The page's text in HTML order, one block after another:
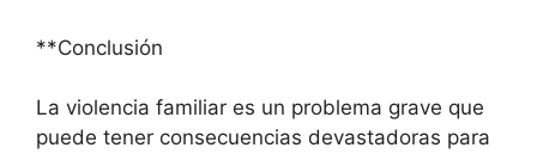
**Conclusión
La violencia familiar es un problema grave que
puede tener consecuencias devastadoras para